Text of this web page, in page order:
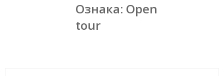
Ознака: Open
tour